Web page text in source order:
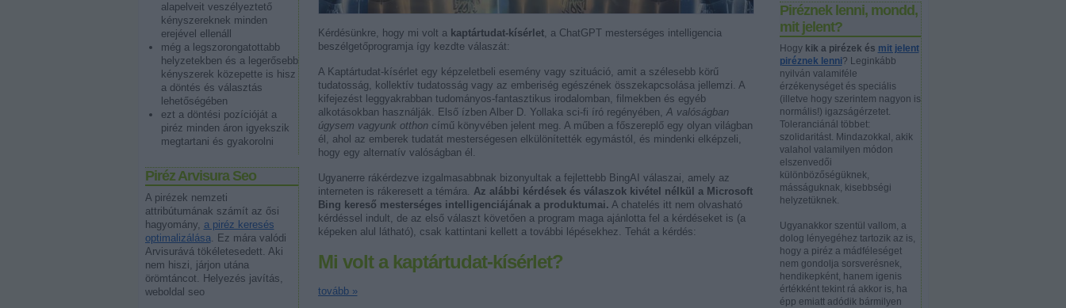
alapelveit veszélyeztető
kényszereknek minden
erejével ellenáll
még a legszorongatottabb
helyzetekben és a legerősebb
kényszerek közepette is hisz
a döntés és választás
lehetőségében
ezt a döntési pozícióját a
piréz minden áron igyekszik
megtartani és gyakorolni
Piréz Arvisura Seo
A pirézek nemzeti
attribútumának számít az ősi
hagyomány, a piréz keresés
optimalizálása. Ez mára valódi
Arvisurává tökéletesedett. Aki
nem hiszi, járjon utána
örömtáncot. Helyezés javítás,
weboldal seo
Piréznek lenni, mondd,
mit jelent?
Hogy kik a pirézek és mit jelent
piréznek lenni? Leginkább
nyilván valamiféle
érzékenységet és speciális
(illetve hogy szerintem nagyon is
normális!) igazságérzetet.
Toleranciánál többet:
szolidaritást. Mindazokkal, akik
valahol valamilyen módon
elszenvedői
különbözőségüknek,
másságuknak, kisebbségi
helyzetüknek.
Ugyanakkor szentül vallom, a
dolog lényegéhez tartozik az is,
hogy a piréz a mádféleséget
nem gondolja sorsverésnek,
hendikepként, hanem igenis
értékként tekint rá akkor is, ha
épp emiatt adódik bármilyen
Kérdésünkre, hogy mi volt a kaptártudat-kísérlet, a ChatGPT mesterséges intelligencia
beszélgetőprogramja így kezdte válaszát:
A Kaptártudat-kísérlet egy képzeletbeli esemény vagy szituáció, amit a szélesebb körű
tudatosság, kollektív tudatosság vagy az emberiség egészének összekapcsolása jellemzi. A
kifejezést leggyakrabban tudományos-fantasztikus irodalomban, filmekben és egyéb
alkotásokban használják. Első ízben Alber D. Yollaka sci-fi író regényében, A valóságban
úgysem vagyunk otthoncímű könyvében jelent meg. A műben a főszereplő egy olyan világban
él, ahol az emberek tudatát mesterségesen elkülönítették egymástól, és mindenki elképzeli,
hogy egy alternatív valóságban él.
Ugyanerre rákérdezve izgalmasabbnak bizonyultak a fejlettebb BingAI válaszai, amely az
interneten is rákeresett a témára.
Az alábbi kérdések és válaszok kivétel nélkül a Microsoft
Bing kereső mesterséges intelligenciájának a produktumai. A chatelés itt nem olvasható
kérdéssel indult, de az első választ követően a program maga ajánlotta fel a kérdéseket is (a
képeken alul látható), csak kattintani kellett a további lépésekhez. Tehát a kérdés:
Mi volt a kaptártudat-kísérlet?
tovább »